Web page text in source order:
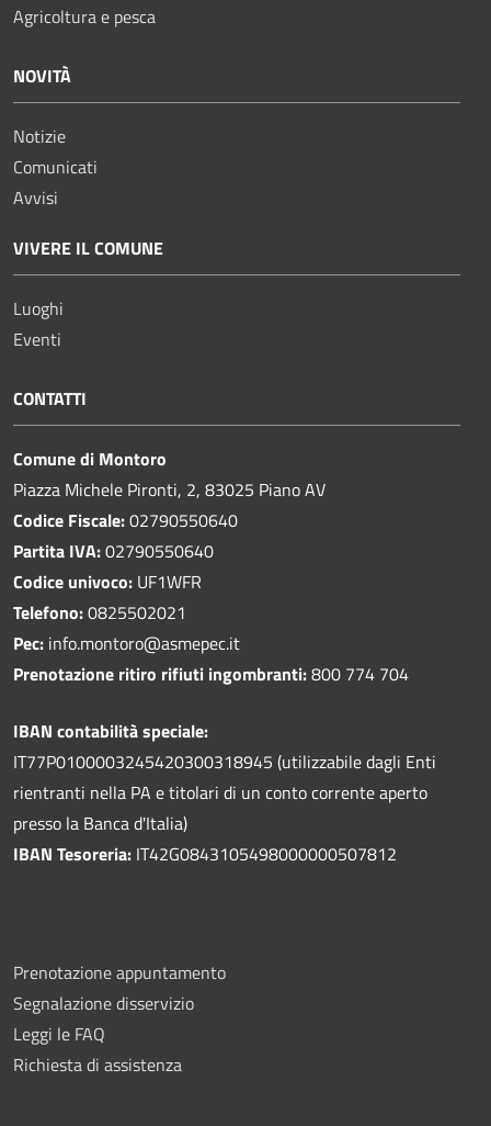
Agricoltura e pesca
NOVITÀ
Notizie
Comunicati
Avvisi
VIVERE IL COMUNE
Luoghi
Eventi
CONTATTI
Comune di Montoro
Piazza Michele Pironti, 2, 83025 Piano AV
Codice Fiscale:02790550640
Partita IVA:02790550640
Codice univoco: UF1WFR
Telefono:0825502021
Pec: info.montoro@asmepec.it
Prenotazione ritiro rifiuti ingombranti:800 774 704
IBAN contabilità speciale:
IT77P0100003245420300318945 (utilizzabile dagli Enti
rientranti nella PA e titolari di un conto corrente aperto
presso la Banca d'Italia)
IBAN Tesoreria: IT42G0843105498000000507812
Prenotazione appuntamento
Segnalazione disservizio
Leggi le FAQ
Richiesta di assistenza